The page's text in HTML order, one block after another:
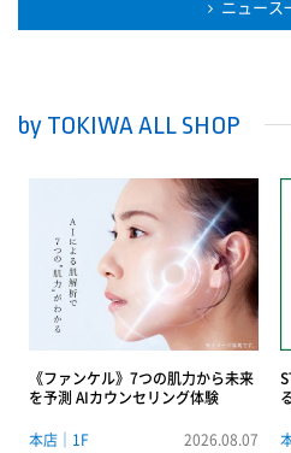
ニュース
by TOKIWA ALL SHOP
《ファンケル》7つの肌力から未来
を予測 AIカウンセリング体験
本店｜1F
2026.08.07